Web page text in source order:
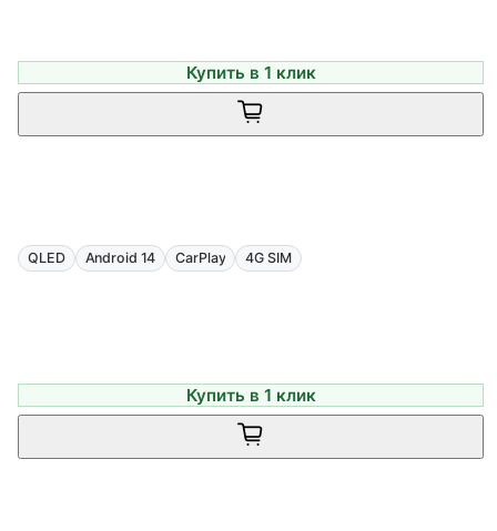
Купить в 1 клик
QLED Android 14 CarPlay 4G SIM
Купить в 1 клик